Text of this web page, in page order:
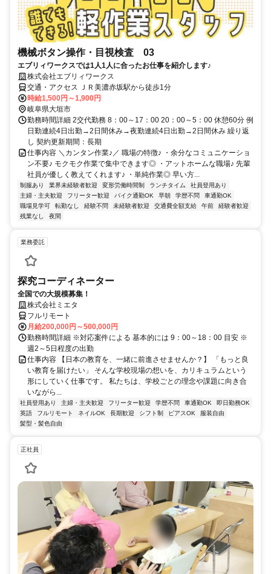
機械ボタン操作・目視検査 03
エブリィワークスでは1人1人に合ったお仕事を紹介します♪
株式会社エブリィワークス
交通・アクセス ＪＲ美濃赤坂駅から徒歩1分
時給1,500円～1,900円
岐阜県大垣市
勤務時間詳細 2交代勤務 8：00～17：00 20：00～5：00 休憩60分 例
日勤連続4日出勤→2日間休み→夜勤連続4日出勤→2日間休み 繰り返
し 契約更新期間：長期
仕事内容 ＼カンタン作業♪／ 職場の特徴♪ ・余分なコミュニケーショ
ン不要♪ モクモク作業で集中できます◎ ・アットホームな職場♪ 先輩
社員が優しく教えてくれます♪ ・単純作業◎ 早い方...
制服あり 業界未経験者歓迎 変形労働時間制 ランチタイム
社員登用あり
主婦・主夫歓迎
フリーター歓迎 バイク通勤OK 早朝 学歴不問
車通勤OK
職場見学可
転勤なし 経験不問 未経験者歓迎 交通費全額支給 午前
経験者歓迎
残業なし
夜間
業務委託
探究コーディネーター
全国での大規模募集！
株式会社ミエタ
フルリモート
月給200,000円～500,000円
勤務時間詳細 ※対応案件による 基本的には 9：00～18：00 目安 ※
週2～5日程度の出勤
仕事内容 【日本の教育を、一緒に前進させませんか？】 「もっと良
い教育を届けたい」 そんな学校現場の想いを、カリキュラムという
形にしていく仕事です。 私たちは、学校ごとの理念や課題に向き合
いながら...
社員登用あり 主婦・主夫歓迎 フリーター歓迎 学歴不問 車通勤OK
即日勤務OK
英語
フルリモート ネイルOK 長期歓迎 シフト制 ピアスOK
服装自由
髪型・髪色自由
正社員